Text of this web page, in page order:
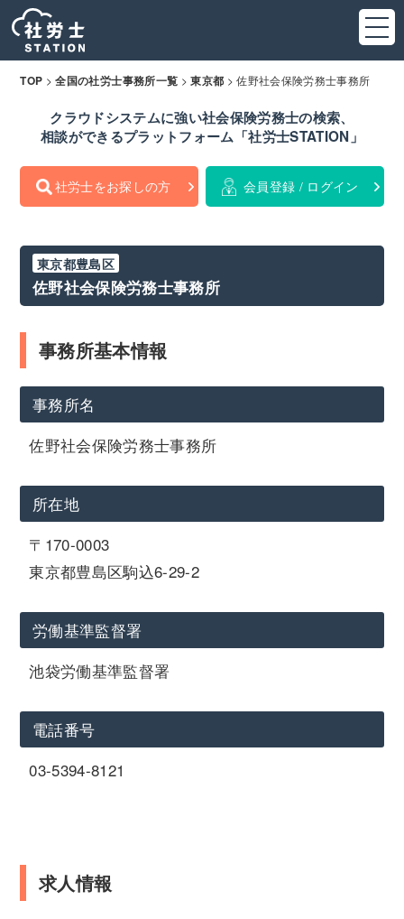
TOP >全国の社労士事務所一覧 >東京都 >佐野社会保険労務士事務所
クラウドシステムに強い社会保険労務士の検索、
相談ができるプラットフォーム「社労士STATION」
社労士をお探しの方 会員登録 / ログイン
東京都豊島区
佐野社会保険労務士事務所
事務所基本情報
事務所名
佐野社会保険労務士事務所
所在地
〒170-0003
東京都豊島区駒込6-29-2
労働基準監督署
池袋労働基準監督署
電話番号
03-5394-8121
求人情報